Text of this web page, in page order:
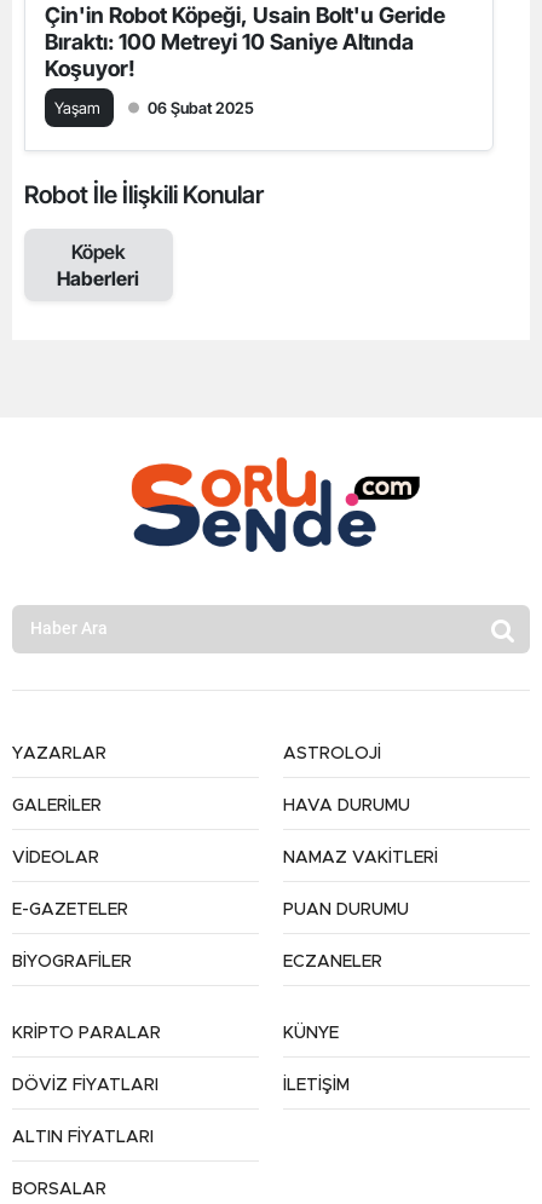
Çin'in Robot Köpeği, Usain Bolt'u Geride
Bıraktı: 100 Metreyi 10 Saniye Altında
Koşuyor!
Yaşam 06 Şubat 2025
Robot İle İlişkili Konular
Köpek
Haberleri
YAZARLAR
GALERİLER
VİDEOLAR
E-GAZETELER
BİYOGRAFİLER
ASTROLOJİ
HAVA DURUMU
NAMAZ VAKİTLERİ
PUAN DURUMU
ECZANELER
KRİPTO PARALAR
DÖVİZ FİYATLARI
ALTIN FİYATLARI
BORSALAR
KÜNYE
İLETİŞİM